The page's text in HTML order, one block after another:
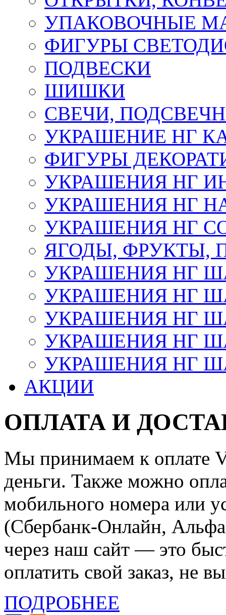
УПАКОВОЧНЫЕ
ФИГУРЫ
ПОДВЕСКИ
ШИШКИ
СВЕЧИ,
УКРАШЕНИЕ НГ
ФИГУРЫ
УКРАШЕНИЯ НГ
УКРАШЕНИЯ НГ
УКРАШЕНИЯ НГ
ЯГОДЫ, ФРУКТЫ,
УКРАШЕНИЯ НГ
УКРАШЕНИЯ НГ
УКРАШЕНИЯ НГ
УКРАШЕНИЯ НГ
УКРАШЕНИЯ НГ
АКЦИИ
ОПЛАТА И
Мы принимаем к оплате
деньги. Также можно
мобильного номера или
(Сбербанк-Онлайн,
через наш сайт — это
оплатить свой заказ, не
ПОДРОБНЕЕ